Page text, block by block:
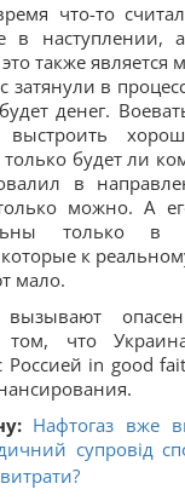
что-то
в наступлении,
также является
затянули в
денег.
будет ли
в
можно. А
только в
к
мало.
вызывают
что
Россией in good
Нафтогаз вже
супровід